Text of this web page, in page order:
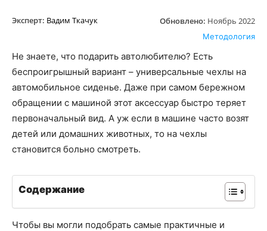
Эксперт: Вадим Ткачук Обновлено: Ноябрь 2022
Методология
Не знаете, что подарить автолюбителю? Есть
беспроигрышный вариант – универсальные чехлы на
автомобильное сиденье. Даже при самом бережном
обращении с машиной этот аксессуар быстро теряет
первоначальный вид. А уж если в машине часто возят
детей или домашних животных, то на чехлы
становится больно смотреть.
Содержание
Чтобы вы могли подобрать самые практичные и